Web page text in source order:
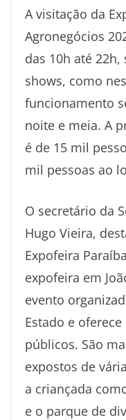
A visitação da
Agronegócios
das 10h até
shows, como
funcionamento
noite e meia. A
é de 15 mil
mil pessoas ao
O secretário da
Hugo Vieira,
Expofeira
expofeira em
evento
Estado e
públicos. São
expostos de
a criançada
e o parque de